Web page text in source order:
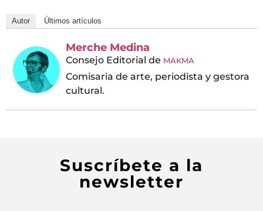
Autor Últimos artículos
Merche Medina
Consejo Editorial de MAKMA
Comisaria de arte, periodista y gestora
cultural.
Suscríbete a la
newsletter